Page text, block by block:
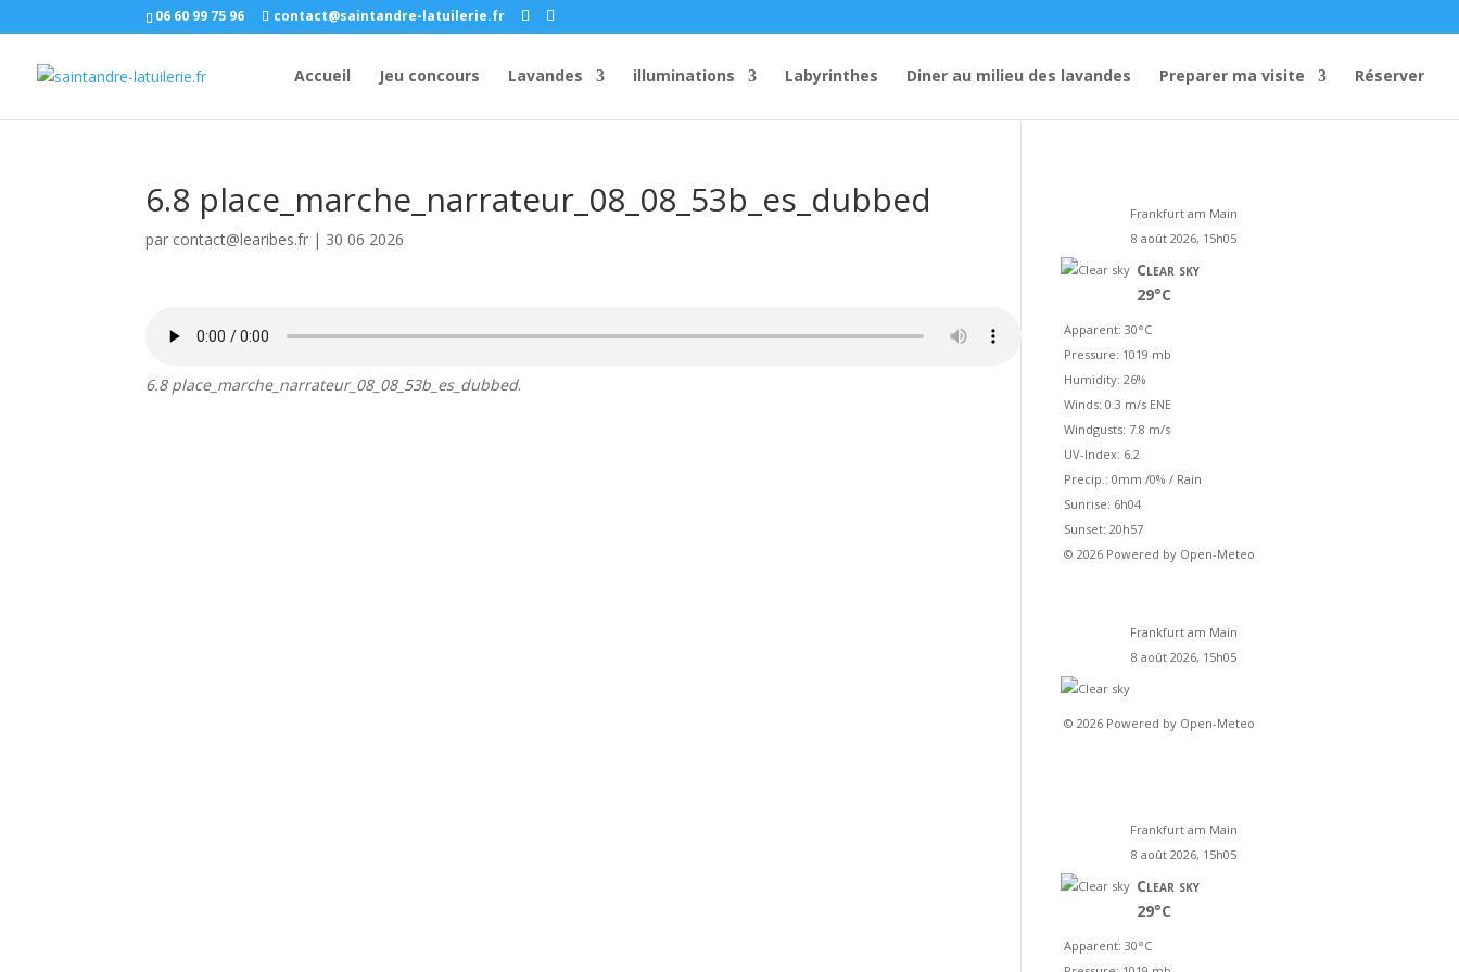
06 60 99 75 96 contact@saintandre-latuilerie.fr
Accueil Jeu concours Lavandes illuminations Labyrinthes Diner au milieu des lavandes Preparer ma visite Réserver
6.8 place_marche_narrateur_08_08_53b_es_dubbed
par contact@learibes.fr | 30 06 2026
6.8 place_marche_narrateur_08_08_53b_es_dubbed.
Frankfurt am Main
8 août 2026, 15h05
Clear sky
29°C
Apparent: 30°C
Pressure: 1019 mb
Humidity: 26%
Winds: 0.3 m/s ENE
Windgusts: 7.8 m/s
UV-Index: 6.2
Precip.: 0mm /0% / Rain
Sunrise: 6h04
Sunset: 20h57
© 2026 Powered by Open-Meteo
Frankfurt am Main
8 août 2026, 15h05
© 2026 Powered by Open-Meteo
Frankfurt am Main
8 août 2026, 15h05
Clear sky
29°C
Apparent: 30°C